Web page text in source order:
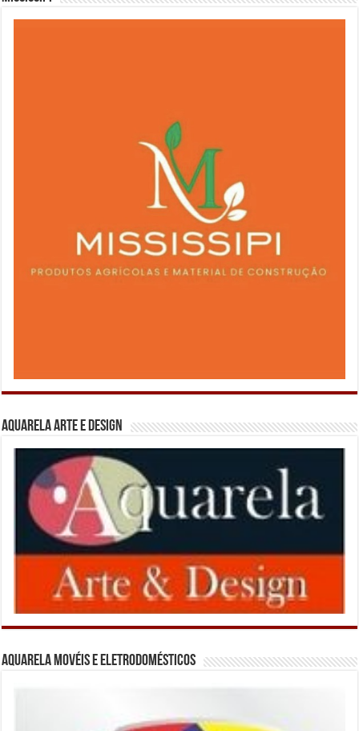
Aquarela Arte e Design
Aquarela Movéis e Eletrodomésticos